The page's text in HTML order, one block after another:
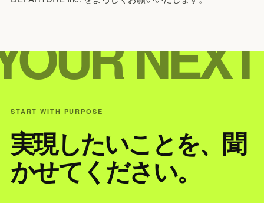
START WITH PURPOSE
実現したいことを、聞
かせてください。